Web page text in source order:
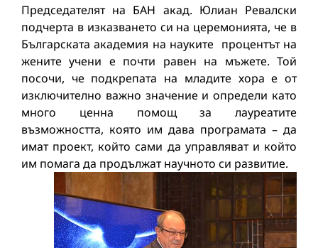
Председателят на БАН акад. Юлиан Ревалски
подчерта в изказването си на церемонията, че в
Българската академия на науките процентът на
жените учени е почти равен на мъжете. Той
посочи, че подкрепата на младите хора е от
изключително важно значение и определи като
много ценна помощ за лауреатите
възможността, която им дава програмата – да
имат проект, който сами да управляват и който
им помага да продължат научното си развитие.